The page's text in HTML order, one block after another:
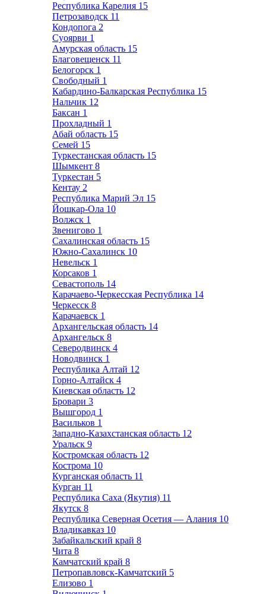
Республика Карелия 15
Петрозаводск 11
Кондопога 2
Суоярви 1
Амурская область 15
Благовещенск 11
Белогорск 1
Свободный 1
Кабардино-Балкарская Республика 15
Нальчик 12
Баксан 1
Прохладный 1
Абай область 15
Семей 15
Туркестанская область 15
Шымкент 8
Туркестан 5
Кентау 2
Республика Марий Эл 15
Йошкар-Ола 10
Волжск 1
Звенигово 1
Сахалинская область 15
Южно-Сахалинск 10
Невельск 1
Корсаков 1
Севастополь 14
Карачаево-Черкесская Республика 14
Черкесск 8
Карачаевск 1
Архангельская область 14
Архангельск 8
Северодвинск 4
Новодвинск 1
Республика Алтай 12
Горно-Алтайск 4
Киевская область 12
Бровари 3
Вышгород 1
Васильков 1
Западно-Казахстанская область 12
Уральск 9
Костромская область 12
Кострома 10
Курганская область 11
Курган 11
Республика Саха (Якутия) 11
Якутск 8
Республика Северная Осетия — Алания 10
Владикавказ 10
Забайкальский край 8
Чита 8
Камчатский край 8
Петропавловск-Камчатский 5
Елизово 1